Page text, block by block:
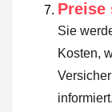
Preise
Sie
Kosten,